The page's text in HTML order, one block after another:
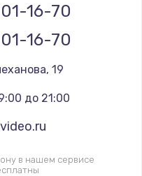
16-70
16-70
19
до 21:00
в нашем сервисе